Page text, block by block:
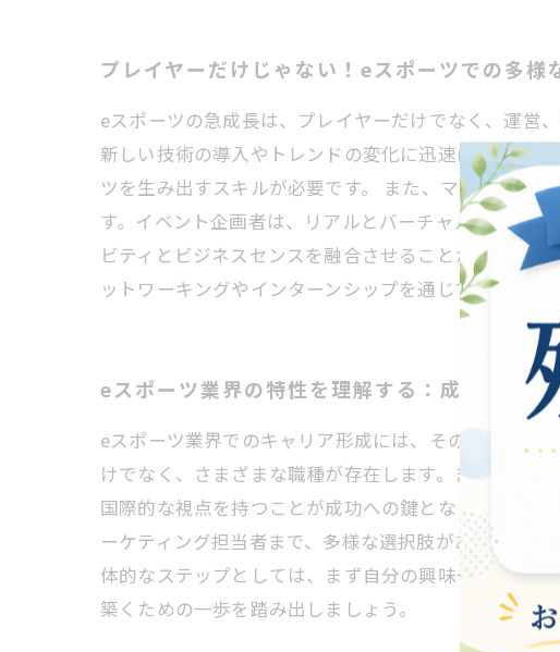
プレイヤーだけじゃない！eスポーツでの多様
eスポーツの急成長は、プレイヤーだけでなく、運営
新しい技術の導入やトレンドの変化に迅速に対応す
ツを生み出すスキルが必要です。 また、マーケティ
す。イベント企画者は、リアルとバーチャルのイベ
ビティとビジネスセンスを融合させることが重要で
ットワーキングやインターンシップを通じて、業界の
eスポーツ業界の特性を理解する：成功への第
eスポーツ業界でのキャリア形成には、その特性を理
けでなく、さまざまな職種が存在します。まず、eス
国際的な視点を持つことが成功への鍵となります。
ーケティング担当者まで、多様な選択肢があります
体的なステップとしては、まず自分の興味や強みを
築くための一歩を踏み出しましょう。